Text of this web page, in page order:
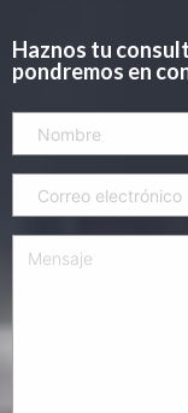
Haznos tu
pondremos en